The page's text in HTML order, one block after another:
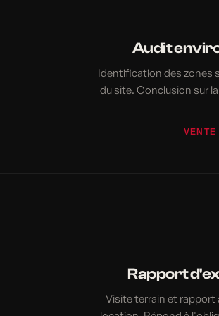
Audit
Identification des zones
du site. Conclusion sur
VENTE
Rapport
Visite terrain et rapport